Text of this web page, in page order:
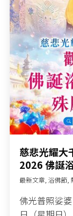
慈悲光耀
2026 佛誕
最新文章, 浴佛節,
佛光普照娑